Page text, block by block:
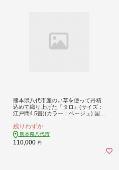
熊本県八代市産のい草を使って丹精
込めて織り上げた『タロ』(サイズ：
江戸間4.5畳)(カラー：ベージュ) 国産
毯 マット 織物 敷き物 インテリア
残りわずか
熊本県八代市
110,000 円